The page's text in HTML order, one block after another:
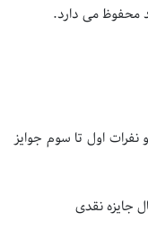
محفوظ می دارد.
اول تا سوم جوایز